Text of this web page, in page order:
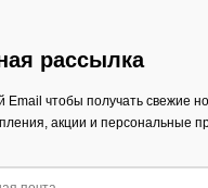
рассылка
Email чтобы получать свежие
акции и персональные